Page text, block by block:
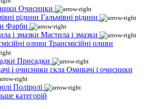
Очисники
Гальмівні рідини
Фарби
Мастила і змазки
Трансмісійні оливи
Присадки
Омивачі і очисники
Поліролі
категорій